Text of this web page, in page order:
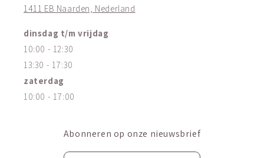
1411 EB Naarden, Nederland
dinsdag t/m vrijdag
10:00 - 12:30
13:30 - 17:30
zaterdag
10:00 - 17:00
Abonneren op onze nieuwsbrief